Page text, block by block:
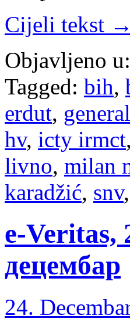
Cijeli tekst →
Objavljeno u:
Tagged: bih,
erdut,
hv, icty irmct,
livno, milan
karadžić, snv,
e-Veritas,
децембар
24.